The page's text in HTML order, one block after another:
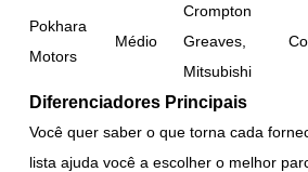
Pokhara
Motors
Médio
Crompton
Greaves,
Mitsubishi
Diferenciadores Principais
Você quer saber o que torna cada
lista ajuda você a escolher o melhor